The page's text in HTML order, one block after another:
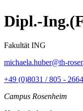
Dipl.-
Fakultät ING
michaela.huber@th-
+49 (0)8031 / 805 - 2664
Campus Rosenheim